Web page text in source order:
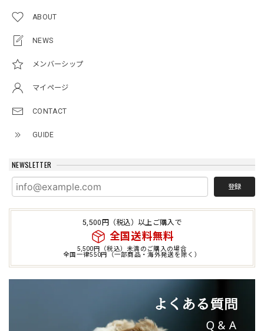
ABOUT
NEWS
メンバーシップ
マイページ
CONTACT
GUIDE
NEWSLETTER
登録
5,500円（税込）以上ご購入で
全国送料無料
5,500円（税込）未満のご購入の場合
全国一律550円（一部商品・海外発送を除く）